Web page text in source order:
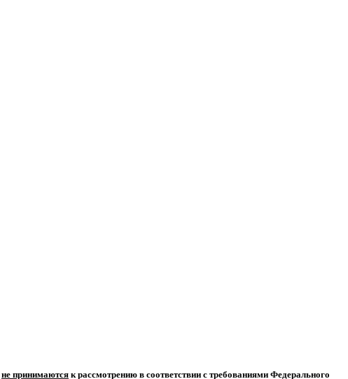
не принимаются к рассмотрению в соответствии с требованиями Федерального